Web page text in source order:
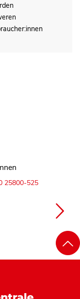
25800-525
Energie
25800-0